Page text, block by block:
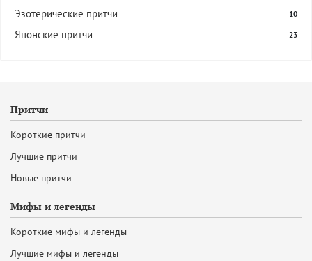
Эзотерические притчи 10
Японские притчи 23
Притчи
Короткие притчи
Лучшие притчи
Новые притчи
Мифы и легенды
Короткие мифы и легенды
Лучшие мифы и легенды